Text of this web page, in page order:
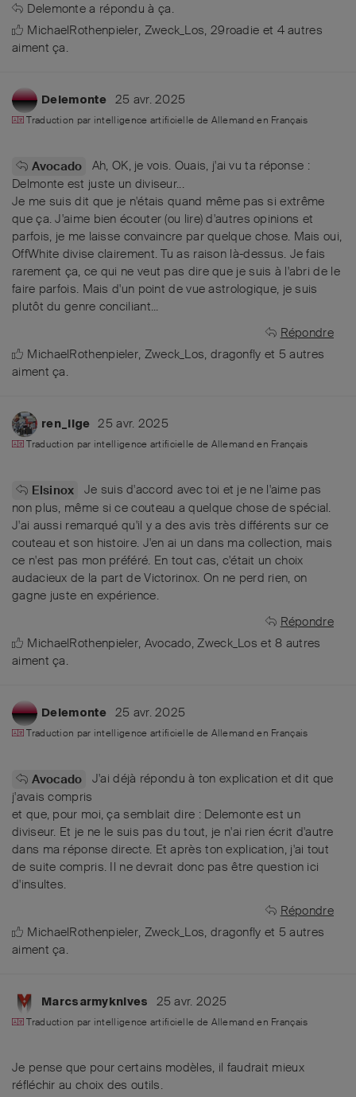
Delemonte a répondu à ça.
MichaelRothenpieler, Zweck_Los, 29roadie et 4autres
aiment ça.
Delemonte 25 avr. 2025
Traduction par intelligence artificielle de Allemand en Français
Avocado
Ah, OK, je vois. Ouais, j'ai vu ta réponse :
Delmonte est juste un diviseur...
Je me suis dit que je n'étais quand même pas si extrême
que ça. J'aime bien écouter (ou lire) d'autres opinions et
parfois, je me laisse convaincre par quelque chose. Mais oui,
OffWhite divise clairement. Tu as raison là-dessus. Je fais
rarement ça, ce qui ne veut pas dire que je suis à l'abri de le
faire parfois. Mais d'un point de vue astrologique, je suis
plutôt du genre conciliant...
Répondre
MichaelRothenpieler, Zweck_Los, dragonfly et 5 autres
aiment ça.
ren_ilge 25 avr. 2025
Traduction par intelligence artificielle de Allemand en Français
Elsinox
Je suis d'accord avec toi et je ne l'aime pas
non plus, même si ce couteau a quelque chose de spécial.
J'ai aussi remarqué qu'il y a des avis très différents sur ce
couteau et son histoire. J'en ai un dans ma collection, mais
ce n'est pas mon préféré. En tout cas, c'était un choix
audacieux de la part de Victorinox. On ne perd rien, on
gagne juste en expérience.
Répondre
MichaelRothenpieler, Avocado,Zweck_Los et8 autres
aiment ça.
Delemonte 25 avr. 2025
Traduction par intelligence artificielle de Allemand en Français
Avocado
J'ai déjà répondu à ton explication et dit que
j'avais compris
et que, pour moi, ça semblait dire : Delemonte est un
diviseur. Et je ne le suis pas du tout, je n'ai rien écrit d'autre
dans ma réponse directe. Et après ton explication, j'ai tout
de suite compris. Il ne devrait donc pas être question ici
d'insultes.
Répondre
MichaelRothenpieler, Zweck_Los, dragonfly et 5 autres
aiment ça.
Marcsarmyknives 25 avr. 2025
Traduction par intelligence artificielle de Allemand en Français
Je pense que pour certains modèles, il faudrait mieux
réfléchir au choix des outils.